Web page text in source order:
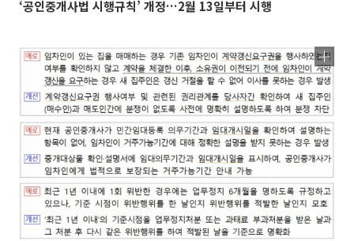
‘공인중개사법 시행규칙’ 개정…2월 13일부터 시행